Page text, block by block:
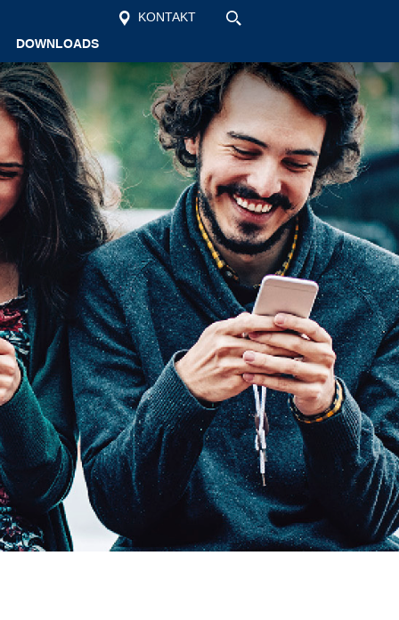
KONTAKT
DOWNLOADS
Startseite
Unsere Schule
Schüler
Vollzeit
Berufsschule
Aktuelles
Kontakt
Suche
Downloads
Datenschutz
Impressum